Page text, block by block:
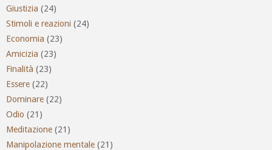
Giustizia (24)
Stimoli e reazioni (24)
Economia (23)
Amicizia (23)
Finalità (23)
Essere (22)
Dominare (22)
Odio (21)
Meditazione (21)
Manipolazione mentale (21)